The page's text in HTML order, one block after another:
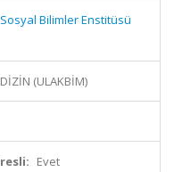
Bilimler Enstitüsü
(ULAKBİM)
Evet